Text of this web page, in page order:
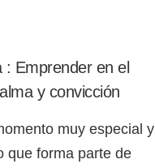
: Emprender en el
y convicción
muy especial y
que forma parte de